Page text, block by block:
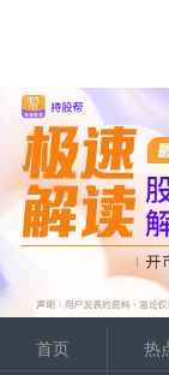
首页 热